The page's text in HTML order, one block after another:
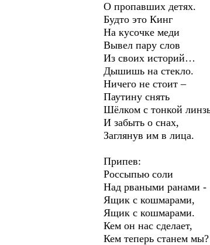
О пропавших детях.
Будто это Кинг
На кусочке меди
Вывел пару слов
Из своих историй…
Дышишь на стекло.
Ничего не стоит –
Паутину снять
Шёлком с тонкой
И забыть о снах,
Заглянув им в лица.
Припев:
Россыпью соли
Над рваными ранами -
Ящик с кошмарами,
Ящик с кошмарами.
Кем он нас сделает,
Кем теперь станем мы?